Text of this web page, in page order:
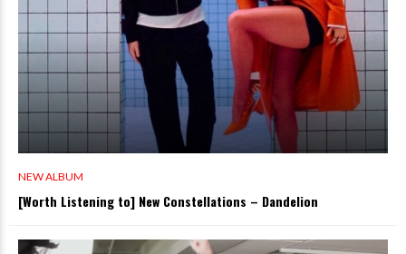
NEW ALBUM
[Worth Listening to] New Constellations – Dandelion